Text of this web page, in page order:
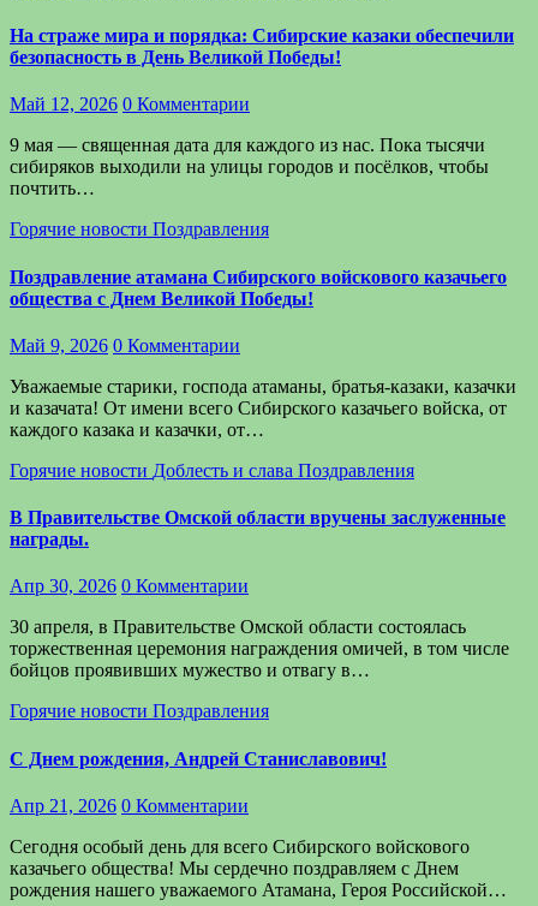
На страже мира и порядка: Сибирские казаки обеспечили
безопасность в День Великой Победы!
Май 12, 2026 0 Комментарии
9 мая — священная дата для каждого из нас. Пока тысячи
сибиряков выходили на улицы городов и посёлков, чтобы
почтить…
Горячие новости Поздравления
Поздравление атамана Сибирского войскового казачьего
общества с Днем Великой Победы!
Май 9, 2026 0 Комментарии
Уважаемые старики, господа атаманы, братья-казаки, казачки
и казачата! От имени всего Сибирского казачьего войска, от
каждого казака и казачки, от…
Горячие новости Доблесть и слава Поздравления
В Правительстве Омской области вручены заслуженные
награды.
Апр 30, 2026 0 Комментарии
30 апреля, в Правительстве Омской области состоялась
торжественная церемония награждения омичей, в том числе
бойцов проявивших мужество и отвагу в…
Горячие новости Поздравления
С Днем рождения, Андрей Станиславович!
Апр 21, 2026 0 Комментарии
Сегодня особый день для всего Сибирского войскового
казачьего общества! Мы сердечно поздравляем с Днем
рождения нашего уважаемого Атамана, Героя Российской…